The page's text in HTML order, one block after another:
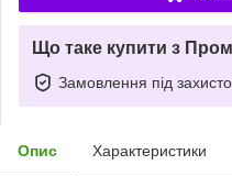
Що таке купити з
Замовлення під
Опис Характеристики